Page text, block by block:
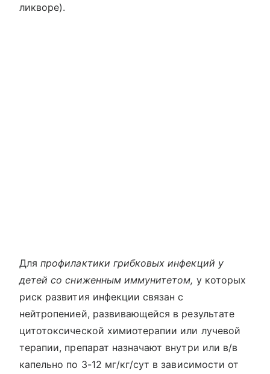
ликворе).
Дляпрофилактики грибковых инфекций у
детей со сниженным иммунитетом, у которых
риск развития инфекции связан с
нейтропенией, развивающейся в результате
цитотоксической химиотерапии или лучевой
терапии, препарат назначают внутри или в/в
капельно по 3-12 мг/кг/сут в зависимости от